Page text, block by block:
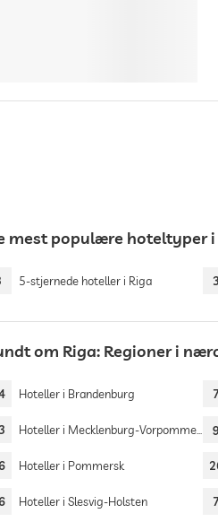
mest populære hoteltyper i
5-stjernede hoteller i Riga 3
om Riga: Regioner i
Hoteller i Brandenburg 7
Hoteller i Mecklenburg-Vorpommern 9
Hoteller i Pommersk
Hoteller i Slesvig-Holsten 7